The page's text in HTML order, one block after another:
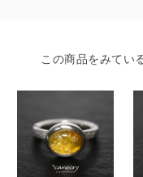
この商品をみてい